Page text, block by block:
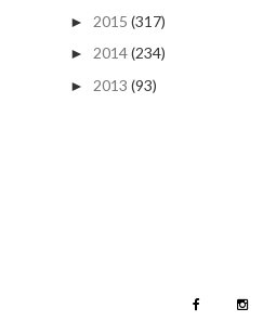
► 2015 (317)
► 2014(234)
► 2013 (93)